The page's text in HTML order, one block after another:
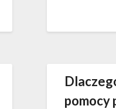
pomocy